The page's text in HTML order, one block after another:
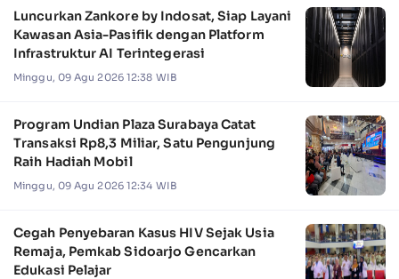
Luncurkan Zankore by Indosat, Siap Layani
Kawasan Asia-Pasifik dengan Platform
Infrastruktur AI Terintegerasi
Minggu, 09 Agu 2026 12:38 WIB
Program Undian Plaza Surabaya Catat
Transaksi Rp8,3 Miliar, Satu Pengunjung
Raih Hadiah Mobil
Minggu, 09 Agu 2026 12:34 WIB
Cegah Penyebaran Kasus HIV Sejak Usia
Remaja, Pemkab Sidoarjo Gencarkan
Edukasi Pelajar